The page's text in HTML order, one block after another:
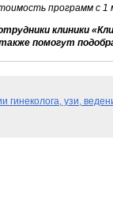
программ с 1
клиники
помогут
гинеколога, узи,